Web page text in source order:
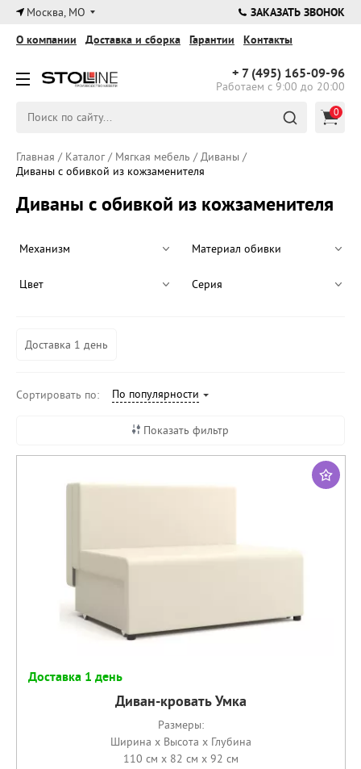
×
Москва, МО ЗАКАЗАТЬ ЗВОНОК
+ 7 (495) 165-09-96
Работаем с 9:00 до 20:00
О компании Доставка и сборка Гарантии Контакты
0
Главная / Каталог/ Мягкая мебель /Диваны /
Диваны с обивкой из кожзаменителя
Диваны с обивкой из кожзаменителя
Механизм Материал обивки
Цвет Серия
Доставка 1 день
Сортировать по: По популярности
Показать фильтр
Доставка 1 день
Диван-кровать Умка
Размеры:
Ширина x Высота x Глубина
110 см x 82 см x 92 см